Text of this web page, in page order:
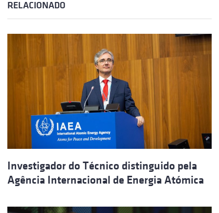
RELACIONADO
Investigador do Técnico distinguido pela
Agência Internacional de Energia Atómica